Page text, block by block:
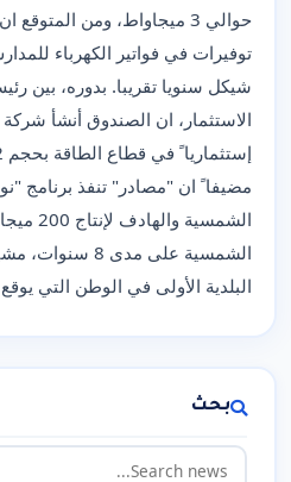
حوالي 3 ميجاواط، ومن
شيكل سنويا تقريبا. بدوره، بين
الاستثمار، ان الصندوق أنشأ
مضيفا ً ان "مصادر" تنفذ برنامج
الشمسية على
البلدية الأولى في الوطن التي
بحث